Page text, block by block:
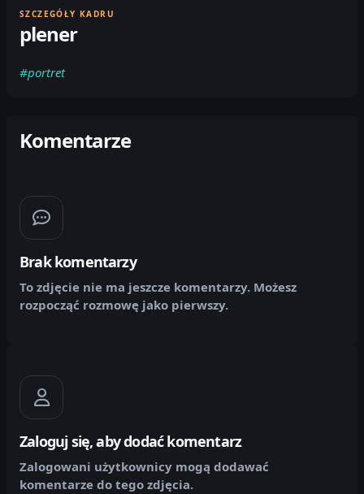
SZCZEGÓŁY KADRU
plener
#portret
Komentarze
Brak komentarzy
To zdjęcie nie ma jeszcze komentarzy. Możesz
rozpocząć rozmowę jako pierwszy.
Zaloguj się, aby dodać komentarz
Zalogowani użytkownicy mogą dodawać
komentarze do tego zdjęcia.